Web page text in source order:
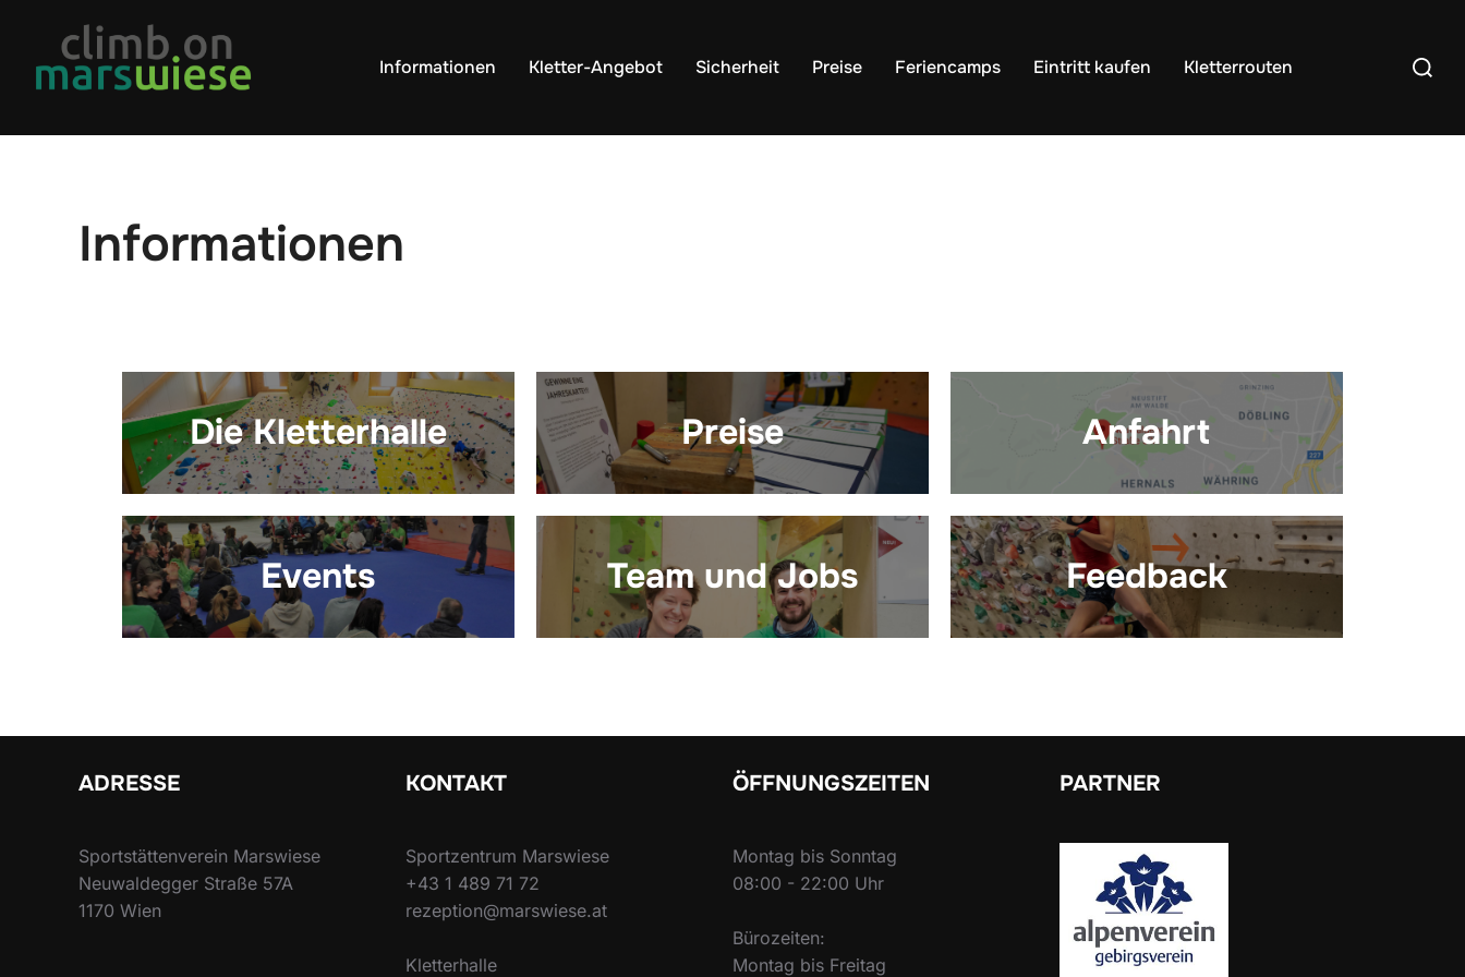
Informationen Kletter-Angebot Sicherheit Preise Feriencamps Eintritt kaufen Kletterrouten
Informationen
Die Kletterhalle Preise Anfahrt
Events Team und Jobs Feedback
ADRESSE
Sportstättenverein Marswiese
Neuwaldegger Straße 57A
1170 Wien
KONTAKT
Sportzentrum Marswiese
+43 1 489 71 72
rezeption@marswiese.at
Kletterhalle
ÖFFNUNGSZEITEN
Montag bis Sonntag
08:00 - 22:00 Uhr
Bürozeiten:
Montag bis Freitag
PARTNER